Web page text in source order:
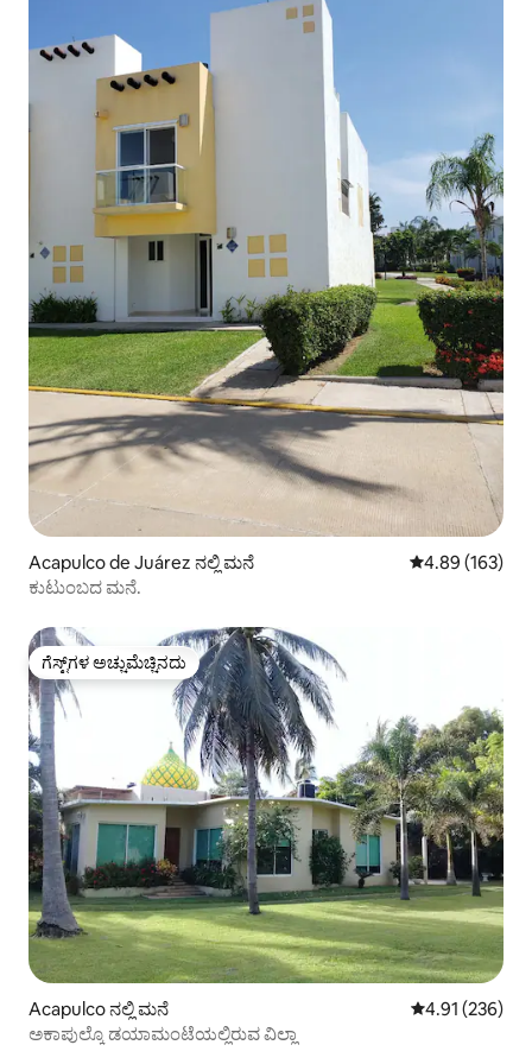
Acapulco de Juárez ನಲ್ಲಿ ಮನೆ 5 ರಲ್ಲಿ 4.89
4.89 (163)
ಕುಟುಂಬದ ಮನೆ.
ಗೆಸ್ಟ್‌ಗಳ ಅಚ್ಚುಮೆಚ್ಚಿನದು
ಗೆಸ್ಟ್‌ಗಳ ಅಚ್ಚುಮೆಚ್ಚಿನದು
Acapulco ನಲ್ಲಿ ಮನೆ 5 ರಲ್ಲಿ 4.91
4.91 (236)
ಅಕಾಪುಲ್ಕೊ ಡಯಾಮಂಟೆಯಲ್ಲಿರುವ ವಿಲ್ಲಾ